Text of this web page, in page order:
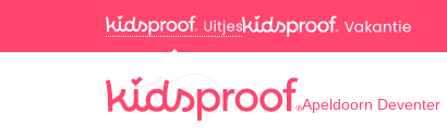
Apeldoorn Deventer